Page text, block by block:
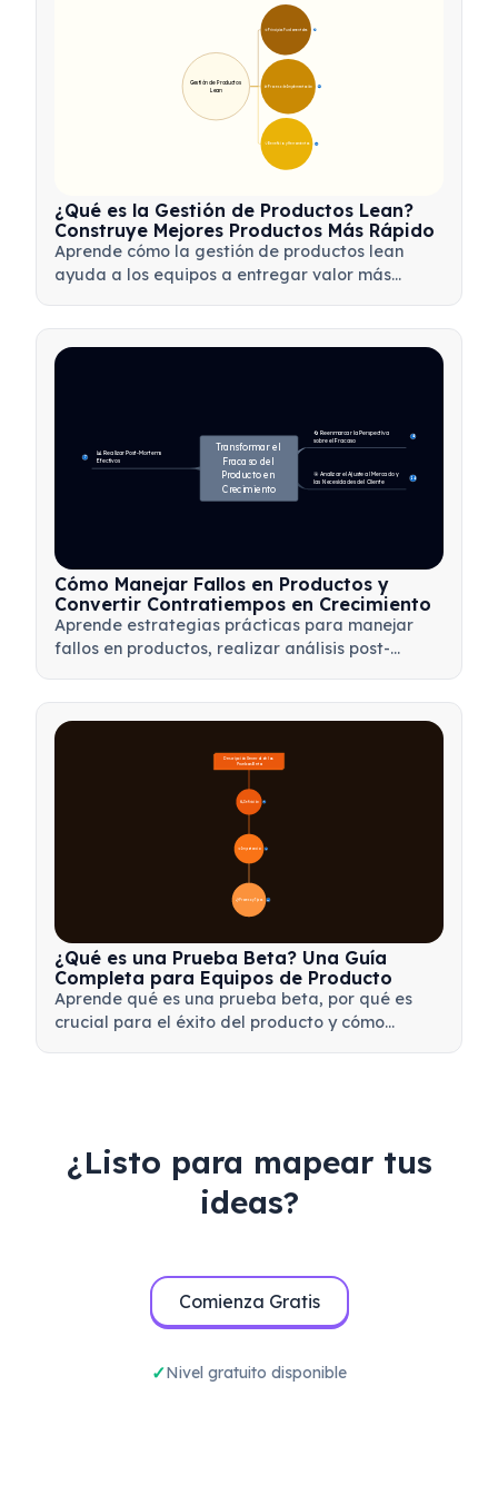
🎯 Principios Fundamentales 9
🛠️ Proceso de Implementación 12
💡 Beneficios y Herramientas
Gestión de Productos
Lean
¿Qué es la Gestión de Productos Lean?
Construye Mejores Productos Más Rápido
Aprende cómo la gestión de productos lean
ayuda a los equipos a entregar valor más
clientes y la concentración en lo que más
importa.
🔄 Reenmarcar la Perspectiva
sobre el Fracaso
4
📊 Realizar Post-Mortems
Efectivos
7
🎯 Analizar el Ajuste al Mercado y
las Necesidades del Cliente
14
Transformar el
Fracaso del
Producto en
Crecimiento
Cómo Manejar Fallos en Productos y
Convertir Contratiempos en Crecimiento
Aprende estrategias prácticas para manejar
fallos en productos, realizar análisis post-
tu equipo.
🔍 Definición 4
🎯 Importancia
📋 Proceso y Tipos
Descripción General de las
Pruebas Beta
¿Qué es una Prueba Beta? Una Guía
Completa para Equipos de Producto
Aprende qué es una prueba beta, por qué es
crucial para el éxito del producto y cómo
¿Listo para mapear tus
ideas?
Comienza Gratis
Nivel gratuito disponible